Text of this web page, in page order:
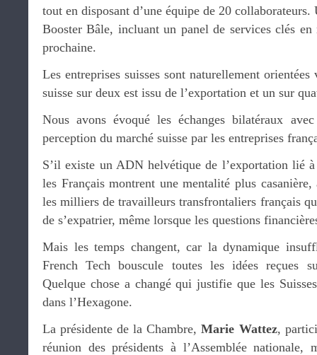
tout en disposant d’une équipe de 20
Booster Bâle, incluant un panel de services clés
prochaine.
Les entreprises suisses sont naturellement
suisse sur deux est issu de l’exportation et un sur
Nous avons évoqué les échanges bilatéraux
perception du marché suisse par les entreprises
S’il existe un ADN helvétique de l’exportation lié
les Français montrent une mentalité plus
les milliers de travailleurs transfrontaliers français
de s’expatrier, même lorsque les questions
Mais les temps changent, car la dynamique
French Tech bouscule toutes les idées reçues
Quelque chose a changé qui justifie que les
dans l’Hexagone.
La présidente de la Chambre, Marie Wattez,
réunion des présidents à l’Assemblée